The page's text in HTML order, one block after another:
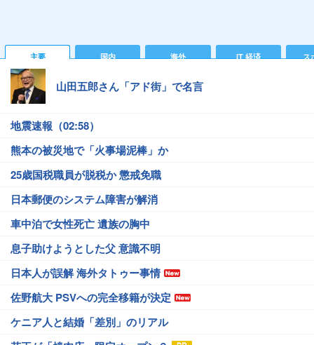
主要 国内 海外 IT 経済 ス
山田五郎さん「アド街」で名言
地震速報（02:58）
熊本の被災地で「火事場泥棒」か
25歳国税職員が脱税か 懲戒免職
日本郵便のシステム障害が解消
車中泊で女性死亡 遺族の胸中
息子助けようとした父 意識不明
日本人が誤解 海外タトゥー事情
佐野航大 PSVへの完全移籍が決定
ケニア人と結婚「差別」のリアル